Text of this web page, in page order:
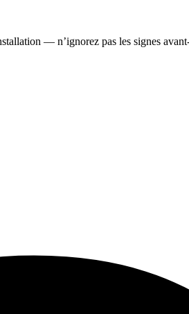
— n’ignorez pas les signes